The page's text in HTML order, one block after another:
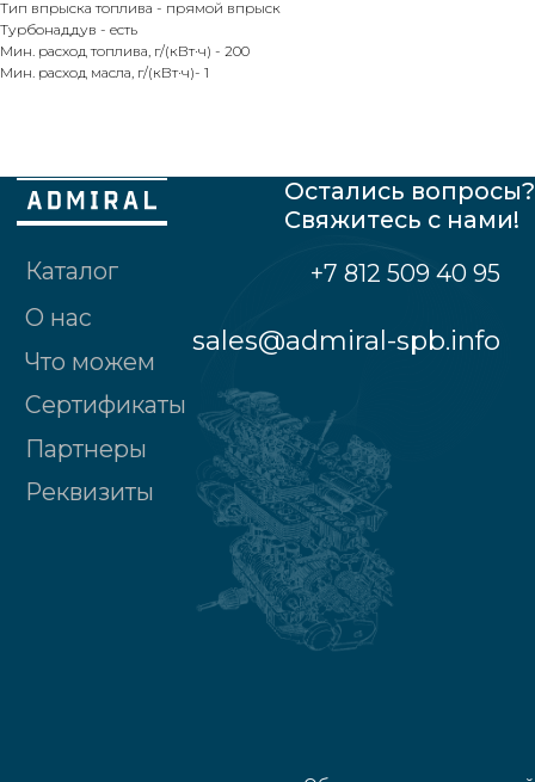
Тип впрыска топлива - прямой впрыск
Турбонаддув - есть
Мин. расход топлива, г/(кВт·ч) - 200
Мин. расход масла, г/(кВт·ч)- 1
Что можем
Партнеры
Сертификаты
Политика конфиденциальности
sales@admiral-spb.info
Общество с ограниченной
ответственностью "Адмирал"